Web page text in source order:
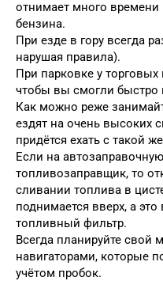
отнимает много времени
бензина.
При езде в гору всегда
нарушая правила).
При парковке у торговых
чтобы вы смогли быстро
Как можно реже
ездят на очень высоких
придётся ехать с такой
Если на
топливозаправщик, то
сливании топлива в
поднимается вверх, а
топливный фильтр.
Всегда планируйте свой
навигаторами, которые
учётом пробок.